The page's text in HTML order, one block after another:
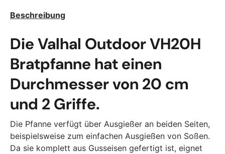
Beschreibung
Die Valhal Outdoor VH20H
Bratpfanne hat einen
Durchmesser von 20 cm
und 2 Griffe.
Die Pfanne verfügt über Ausgießer an beiden Seiten,
beispielsweise zum einfachen Ausgießen von Soßen.
Da sie komplett aus Gusseisen gefertigt ist, eignet